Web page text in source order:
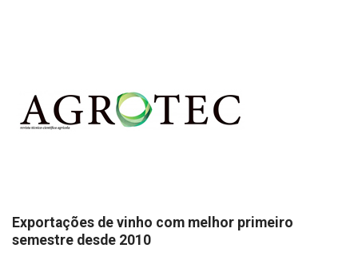
Exportações de vinho com melhor primeiro
semestre desde 2010